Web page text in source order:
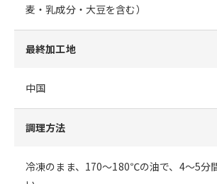
麦・乳成分・大豆を含む）
最終加工地
中国
調理方法
冷凍のまま、170～180℃の油で、4～5分